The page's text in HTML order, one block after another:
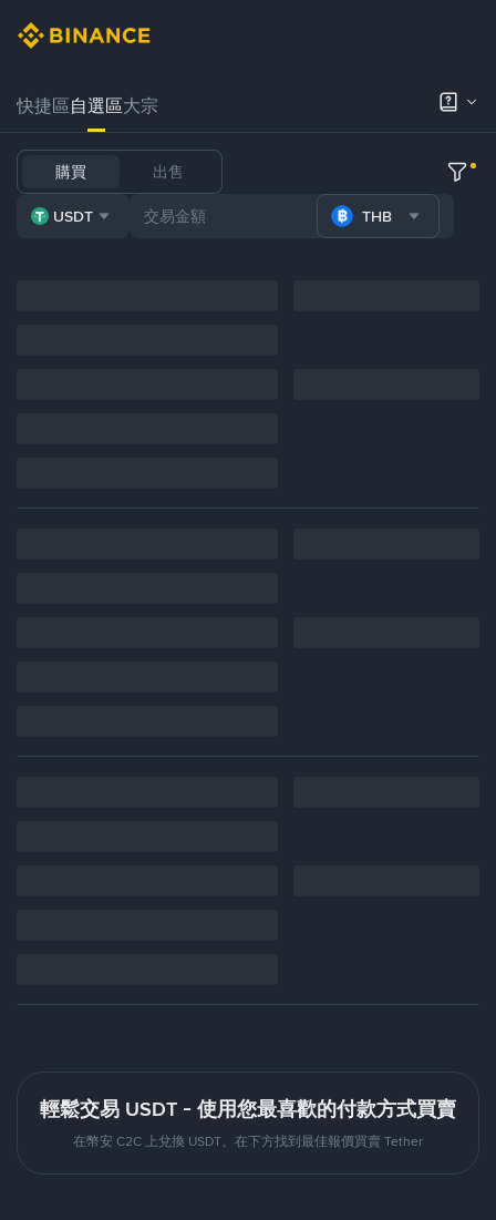
快捷區自選區大宗
購買 出售
USDT THB
輕鬆交易 USDT - 使用您最喜歡的付款方式買賣
在幣安 C2C 上兌換 USDT。在下方找到最佳報價買賣 Tether